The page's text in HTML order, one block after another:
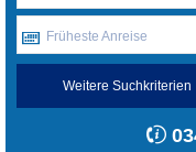
Früheste Anreise
Weitere Suchkriterien